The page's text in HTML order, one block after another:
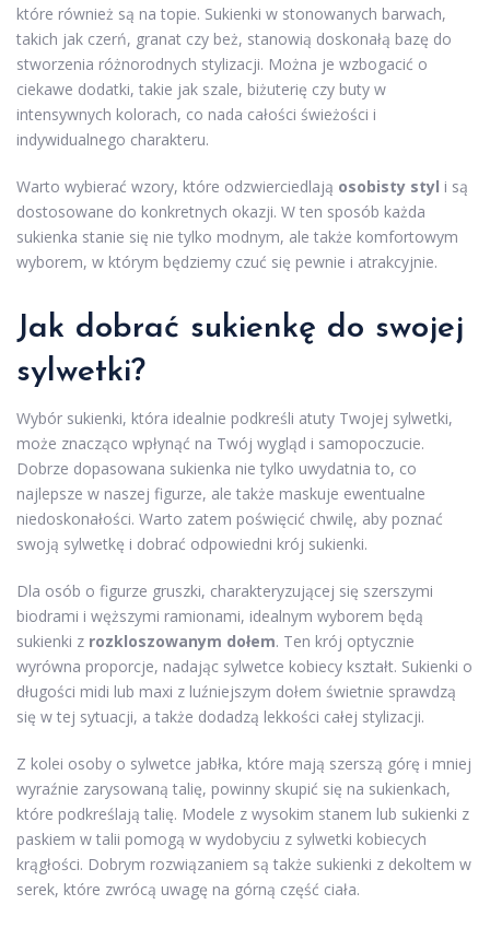
które również są na topie. Sukienki w stonowanych barwach,
takich jak czerń, granat czy beż, stanowią doskonałą bazę do
stworzenia różnorodnych stylizacji. Można je wzbogacić o
ciekawe dodatki, takie jak szale, biżuterię czy buty w
intensywnych kolorach, co nada całości świeżości i
indywidualnego charakteru.
Warto wybierać wzory, które odzwierciedlają osobisty styl i są
dostosowane do konkretnych okazji. W ten sposób każda
sukienka stanie się nie tylko modnym, ale także komfortowym
wyborem, w którym będziemy czuć się pewnie i atrakcyjnie.
Jak dobrać sukienkę do swojej
sylwetki?
Wybór sukienki, która idealnie podkreśli atuty Twojej sylwetki,
może znacząco wpłynąć na Twój wygląd i samopoczucie.
Dobrze dopasowana sukienka nie tylko uwydatnia to, co
najlepsze w naszej figurze, ale także maskuje ewentualne
niedoskonałości. Warto zatem poświęcić chwilę, aby poznać
swoją sylwetkę i dobrać odpowiedni krój sukienki.
Dla osób o figurze gruszki, charakteryzującej się szerszymi
biodrami i węższymi ramionami, idealnym wyborem będą
sukienki z rozkloszowanym dołem. Ten krój optycznie
wyrówna proporcje, nadając sylwetce kobiecy kształt. Sukienki o
długości midi lub maxi z luźniejszym dołem świetnie sprawdzą
się w tej sytuacji, a także dodadzą lekkości całej stylizacji.
Z kolei osoby o sylwetce jabłka, które mają szerszą górę i mniej
wyraźnie zarysowaną talię, powinny skupić się na sukienkach,
które podkreślają talię. Modele z wysokim stanem lub sukienki z
paskiem w talii pomogą w wydobyciu z sylwetki kobiecych
krągłości. Dobrym rozwiązaniem są także sukienki z dekoltem w
serek, które zwrócą uwagę na górną część ciała.